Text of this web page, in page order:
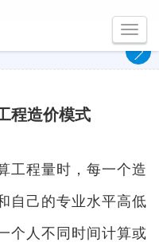
程造价模式
工程量时，每一个造
自己的专业水平高低
个人不同时间计算或
Toggle